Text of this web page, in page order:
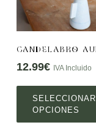
CANDELABRO
12.99€ IVA Incluido
SELECCIONAR
OPCIONES